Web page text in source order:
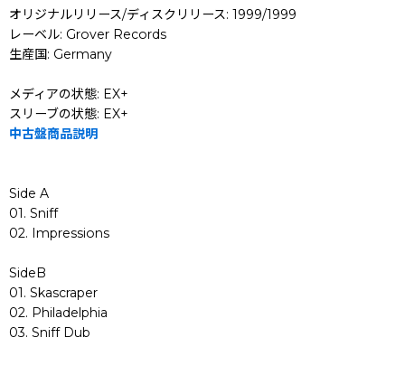
オリジナルリリース/ディスクリリース: 1999/1999
レーベル: Grover Records
生産国: Germany
メディアの状態: EX+
スリーブの状態: EX+
中古盤商品説明
Side A
01. Sniff
02. Impressions
SideB
01. Skascraper
02. Philadelphia
03. Sniff Dub